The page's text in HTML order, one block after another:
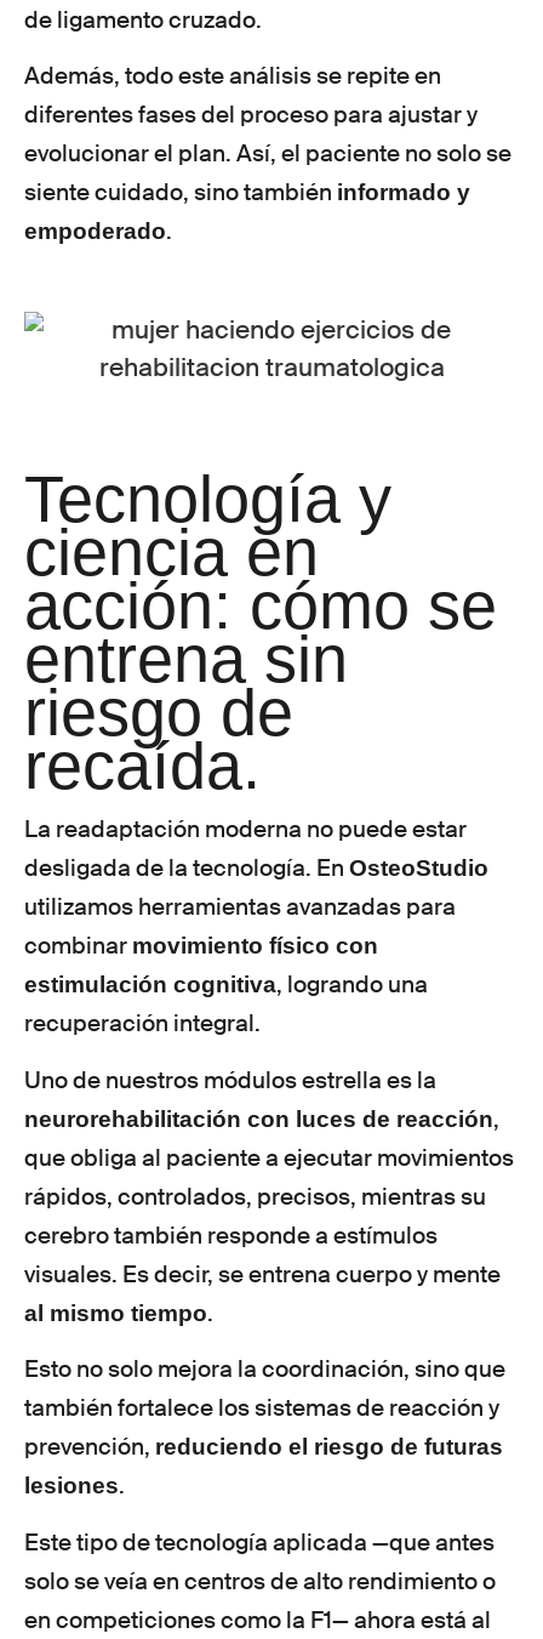
de ligamento cruzado.
Además, todo este análisis se repite en
diferentes fases del proceso para ajustar y
evolucionar el plan. Así, el paciente no solo se
siente cuidado, sino también informado y
empoderado.
Tecnología y
ciencia en
acción: cómo se
entrena sin
riesgo de
recaída.
La readaptación moderna no puede estar
desligada de la tecnología. En OsteoStudio
utilizamos herramientas avanzadas para
combinar movimiento físico con
estimulación cognitiva, logrando una
recuperación integral.
Uno de nuestros módulos estrella es la
neurorehabilitación con luces de reacción,
que obliga al paciente a ejecutar movimientos
rápidos, controlados, precisos, mientras su
cerebro también responde a estímulos
visuales. Es decir, se entrena cuerpo y mente
al mismo tiempo.
Esto no solo mejora la coordinación, sino que
también fortalece los sistemas de reacción y
prevención, reduciendo el riesgo de futuras
lesiones.
Este tipo de tecnología aplicada —que antes
solo se veía en centros de alto rendimiento o
en competiciones como la F1— ahora está al